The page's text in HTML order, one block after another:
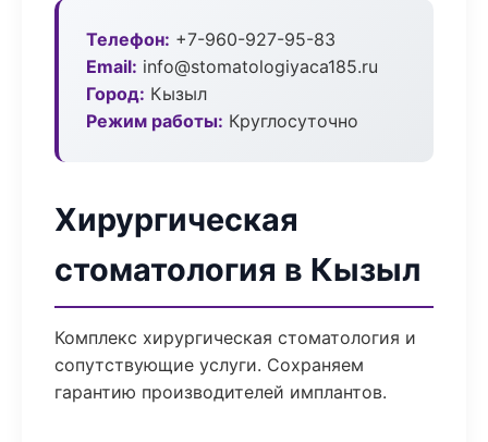
Телефон: +7-960-927-95-83
Email: info@stomatologiyaca185.ru
Город: Кызыл
Режим работы: Круглосуточно
Хирургическая
стоматология в Кызыл
Комплекс хирургическая стоматология и
сопутствующие услуги. Сохраняем
гарантию производителей имплантов.